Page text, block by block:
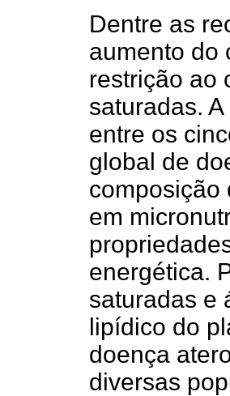
Dentre as
aumento do
restrição ao
saturadas.
entre os
global de
composição
em
energética.
saturadas e
lipídico do
doença
diversas